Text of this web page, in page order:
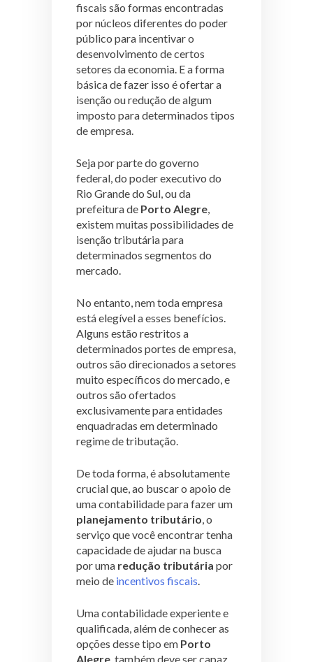
fiscais são formas encontradas
por núcleos diferentes do poder
público para incentivar o
desenvolvimento de certos
setores da economia. E a forma
básica de fazer isso é ofertar a
isenção ou redução de algum
imposto para determinados tipos
de empresa.
Seja por parte do governo
federal, do poder executivo do
Rio Grande do Sul, ou da
prefeitura de Porto Alegre,
existem muitas possibilidades de
isenção tributária para
determinados segmentos do
mercado.
No entanto, nem toda empresa
está elegível a esses benefícios.
Alguns estão restritos a
determinados portes de empresa,
outros são direcionados a setores
muito específicos do mercado, e
outros são ofertados
exclusivamente para entidades
enquadradas em determinado
regime de tributação.
De toda forma, é absolutamente
crucial que, ao buscar o apoio de
uma contabilidade para fazer um
planejamento tributário, o
serviço que você encontrar tenha
capacidade de ajudar na busca
por uma redução tributária por
meio de incentivos fiscais.
Uma contabilidade experiente e
qualificada, além de conhecer as
opções desse tipo em Porto
Alegre, também deve ser capaz